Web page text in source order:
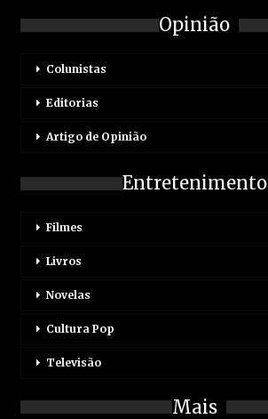
Opinião
Colunistas
Editorias
Artigo de Opinião
Entretenimento
Filmes
Livros
Novelas
Cultura Pop
Televisão
Mais